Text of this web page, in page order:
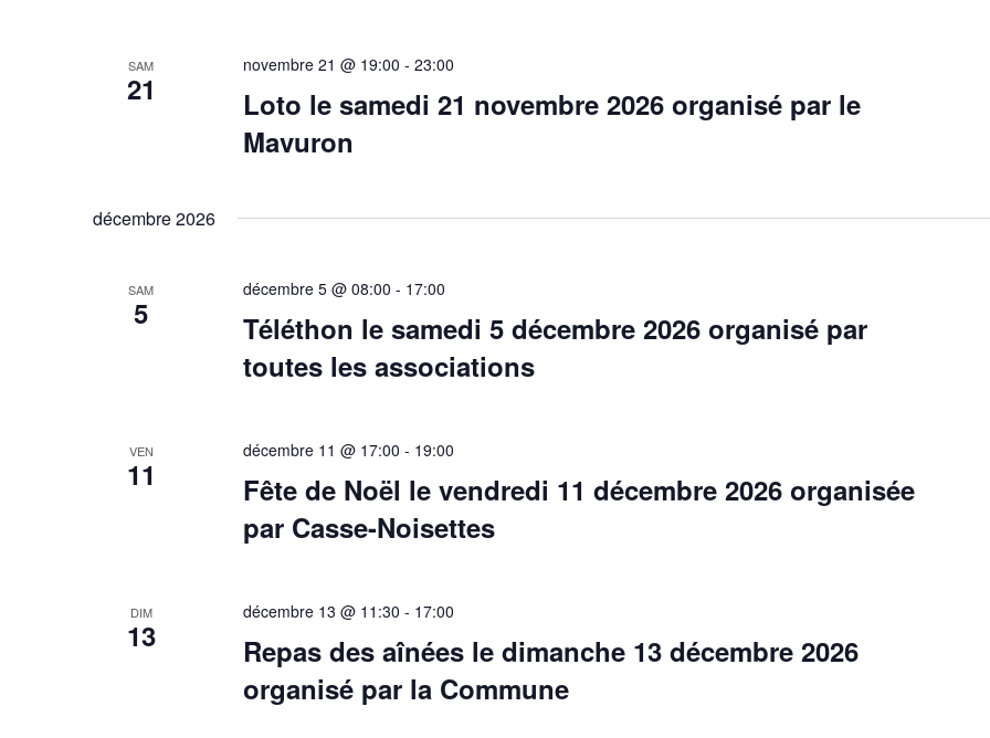
SAM
21
novembre 21 @ 19:00 - 23:00
Loto le samedi 21 novembre 2026 organisé par le
Mavuron
décembre 2026
SAM
5
décembre 5 @ 08:00 - 17:00
Téléthon le samedi 5 décembre 2026 organisé par
toutes les associations
VEN
11
décembre 11 @ 17:00 - 19:00
Fête de Noël le vendredi 11 décembre 2026 organisée
par Casse-Noisettes
DIM
13
décembre 13 @ 11:30 - 17:00
Repas des aînées le dimanche 13 décembre 2026
organisé par la Commune